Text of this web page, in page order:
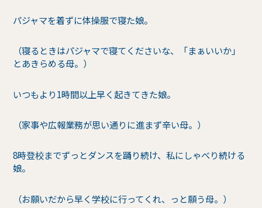
パジャマを着ずに体操服で寝た娘。
（寝るときはパジャマで寝てくださいな、「まぁいいか」
とあきらめる母。）
いつもより1時間以上早く起きてきた娘。
（家事や広報業務が思い通りに進まず辛い母。）
8時登校までずっとダンスを踊り続け、私にしゃべり続ける
娘。
（お願いだから早く学校に行ってくれ、っと願う母。）